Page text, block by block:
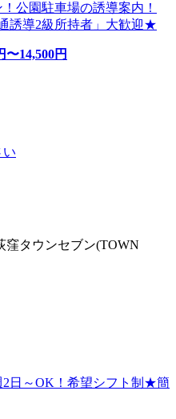
公園駐車場の誘導案内！
誘導2級所持者」大歓迎★
〜14,500円
窪タウンセブン(TOWN
2日～OK！希望シフト制★簡